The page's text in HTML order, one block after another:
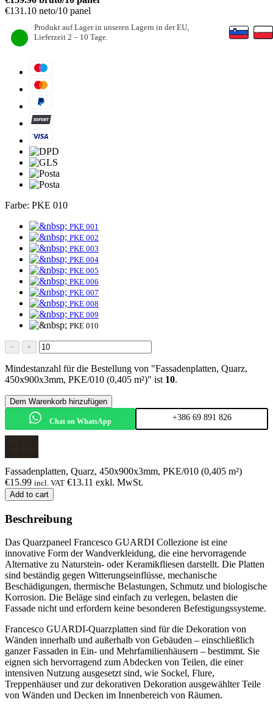
€131.10 neto/10 panel
Produkt auf Lager in unseren Lagern in der EU,
Lieferzeit 2 – 10 Tage.
Farbe: PKE 010
PKE 001
PKE 002
PKE 003
PKE 004
PKE 005
PKE 006
PKE 007
PKE 008
PKE 009
PKE 010
− +
Mindestanzahl für die Bestellung von "Fassadenplatten, Quarz,
450x900x3mm, PKE/010 (0,405 m²)" ist 10.
Dem Warenkorb hinzufügen
Chat on WhatsApp +386 69 891 826
Fassadenplatten, Quarz, 450x900x3mm, PKE/010 (0,405 m²)
€15.99 incl. VAT €13.11 exkl. MwSt.
Add to cart
Beschreibung
Das Quarzpaneel Francesco GUARDI Collezione ist eine
innovative Form der Wandverkleidung, die eine hervorragende
Alternative zu Naturstein- oder Keramikfliesen darstellt. Die Platten
sind beständig gegen Witterungseinflüsse, mechanische
Beschädigungen, thermische Belastungen, Schmutz und biologische
Korrosion. Die Beläge sind einfach zu verlegen, belasten die
Fassade nicht und erfordern keine besonderen Befestigungssysteme.
Francesco GUARDI-Quarzplatten sind für die Dekoration von
Wänden innerhalb und außerhalb von Gebäuden – einschließlich
ganzer Fassaden in Ein- und Mehrfamilienhäusern – bestimmt. Sie
eignen sich hervorragend zum Abdecken von Teilen, die einer
intensiven Nutzung ausgesetzt sind, wie Sockel, Flure,
Treppenhäuser und zur dekorativen Dekoration ausgewählter Teile
von Wänden und Decken im Innenbereich von Räumen.